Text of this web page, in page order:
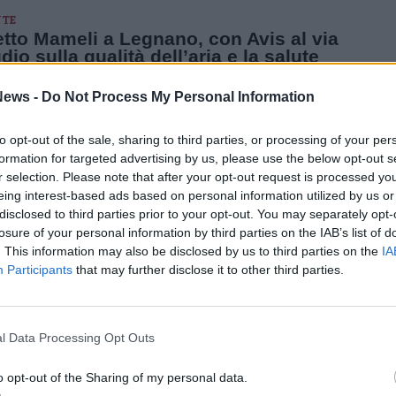
- Do Not Process My Personal Information
opt-out of the sale, sharing to third parties, or processing of your
for targeted advertising by us, please use the below opt-out
selection. Please note that after your opt-out request is processed
interest-based ads based on personal information utilized by us
to third parties prior to your opt-out. You may separately
of your personal information by third parties on the IAB’s list of
This information may also be disclosed by us to third parties on the
Participants that may further disclose it to other third parties.
Data Processing Opt Outs
opt-out of the Sharing of my personal data.
Mameli a Legnano, con Avis al via
sulla qualità dell’aria e la salute
fattori ambientali, stile di vita e benessere generale.
in questa prima fase è quello di reclutare almeno 200 persone
Civile in Avis Legnano: quattro posti
per fare del bene
rivolto a giovani tra i 18 e i 28 anni. Il compenso è di 507,30 euro
di 25 ore settimanali. In più si guadagnano punti per le
pubbliche
volontari
su una popolazione territoriale di 121.100 abitanti circa